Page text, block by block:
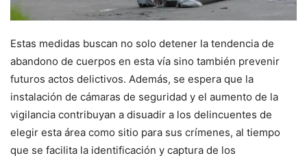
Estas medidas buscan no solo detener la tendencia de
abandono de cuerpos en esta vía sino también prevenir
futuros actos delictivos. Además, se espera que la
instalación de cámaras de seguridad y el aumento de la
vigilancia contribuyan a disuadir a los delincuentes de
elegir esta área como sitio para sus crímenes, al tiempo
que se facilita la identificación y captura de los